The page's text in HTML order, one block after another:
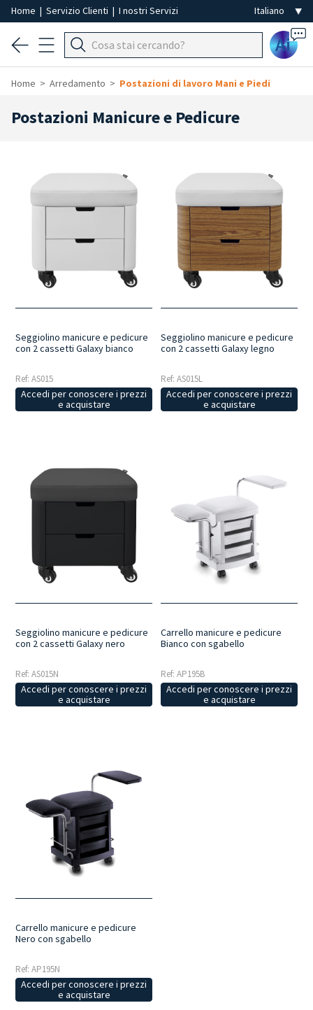
Home | Servizio Clienti | I nostri Servizi
Ai
Home Arredamento Postazioni di lavoro Mani e Piedi
Postazioni Manicure e Pedicure
Seggiolino manicure e pedicure
con 2 cassetti Galaxy bianco
Ref: AS015
Accedi per conoscere i prezzi
e acquistare
Seggiolino manicure e pedicure
con 2 cassetti Galaxy legno
Ref: AS015L
Accedi per conoscere i prezzi
e acquistare
Seggiolino manicure e pedicure
con 2 cassetti Galaxy nero
Ref: AS015N
Accedi per conoscere i prezzi
e acquistare
Carrello manicure e pedicure
Bianco con sgabello
Ref: AP195B
Accedi per conoscere i prezzi
e acquistare
Carrello manicure e pedicure
Nero con sgabello
Ref: AP195N
Accedi per conoscere i prezzi
e acquistare